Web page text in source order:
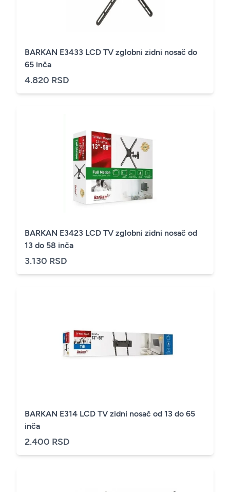
BARKAN E3433 LCD TV zglobni zidni nosač do
65 inča
4.820 RSD
BARKAN E3423 LCD TV zglobni zidni nosač od
13 do 58 inča
3.130 RSD
BARKAN E314 LCD TV zidni nosač od 13 do 65
inča
2.400 RSD